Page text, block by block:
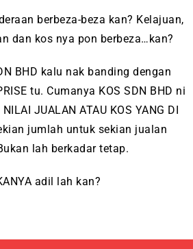
berbeza-beza kan? Kelajuan,
dan kos nya pon berbeza…kan?
BHD kalu nak banding dengan
tu. Cumanya KOS SDN BHD ni
JUALAN ATAU KOS YANG DI
jumlah untuk sekian jualan
lah berkadar tetap.
adil lah kan?